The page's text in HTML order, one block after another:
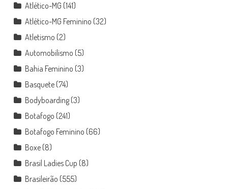
Atlético-MG (141)
Atlético-MG Feminino (32)
Atletismo (2)
Automobilismo (5)
Bahia Feminino (3)
Basquete(74)
Bodyboarding(3)
Botafogo (241)
Botafogo Feminino (66)
Boxe(8)
Brasil Ladies Cup (8)
Brasileirão (555)